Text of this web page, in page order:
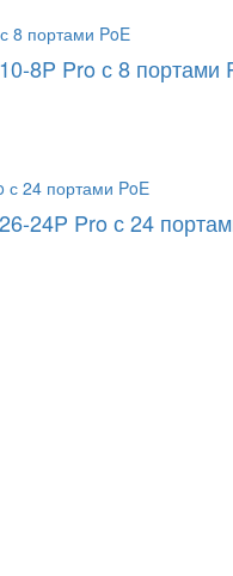
8P Pro с 8 портами
24P Pro с 24